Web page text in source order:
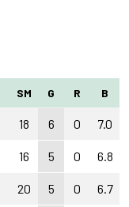
SM G R B
18 6 0 7.0
16 5 0 6.8
20 5 0 6.7